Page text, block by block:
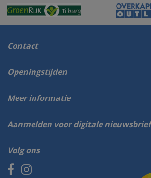
Contact
Volg ons
Openingstijden
Meer informatie
Aanmelden voor digitale nieuwsbrief